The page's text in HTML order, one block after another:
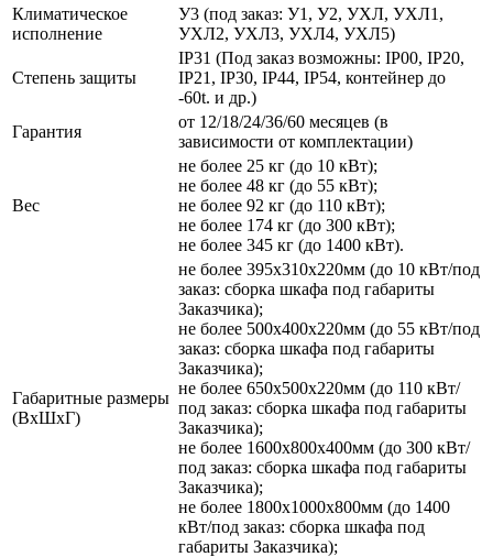
Климатическое
исполнение
У3 (под заказ: У1, У2, УХЛ, УХЛ1,
УХЛ2, УХЛ3, УХЛ4, УХЛ5)
Степень защиты
IP31 (Под заказ возможны: IP00, IP20,
IP21, IP30, IP44, IP54, контейнер до
-60t. и др.)
Гарантия
от 12/18/24/36/60 месяцев (в
зависимости от комплектации)
Вес
не более 25 кг (до 10 кВт);
не более 48 кг (до 55 кВт);
не более 92 кг (до 110 кВт);
не более 174 кг (до 300 кВт);
не более 345 кг (до 1400 кВт).
Габаритные размеры
(ВхШхГ)
не более 395х310х220мм (до 10 кВт/под
заказ: сборка шкафа под габариты
Заказчика);
не более 500х400х220мм (до 55 кВт/под
заказ: сборка шкафа под габариты
Заказчика);
не более 650х500х220мм (до 110 кВт/
под заказ: сборка шкафа под габариты
Заказчика);
не более 1600х800х400мм (до 300 кВт/
под заказ: сборка шкафа под габариты
Заказчика);
не более 1800х1000х800мм (до 1400
кВт/под заказ: сборка шкафа под
габариты Заказчика);